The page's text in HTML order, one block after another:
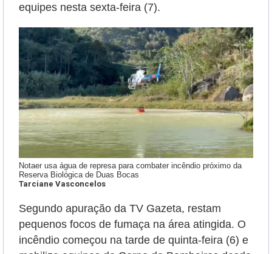
equipes nesta sexta-feira (7).
Notaer usa água de represa para combater incêndio próximo da
Reserva Biológica de Duas Bocas
Tarciane Vasconcelos
Segundo apuração da TV Gazeta, restam
pequenos focos de fumaça na área atingida. O
incêndio começou na tarde de quinta-feira (6) e